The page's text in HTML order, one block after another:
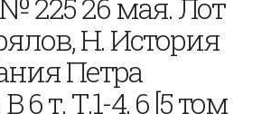
225 26 мая. Лот
Н. История
Петра
6 т. Т.1-4, 6 [5 том